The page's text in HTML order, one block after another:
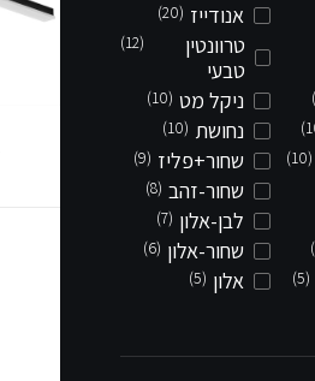
אנודייז (20)
טרוונטין
טבעי
(12)
ניקל מט (10)
נחושת (10)
(10) שחור+פליז (9)
שחור-זהב (8)
לבן-אלון (7)
שחור-אלון (6)
(5) אלון (5)